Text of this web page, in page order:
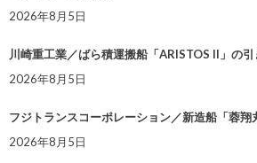
2026年8月5日
川崎重工業／ばら積運搬船「ARISTOS II」の引
2026年8月5日
フジトランスコーポレーション／新造船「蓉翔
2026年8月5日